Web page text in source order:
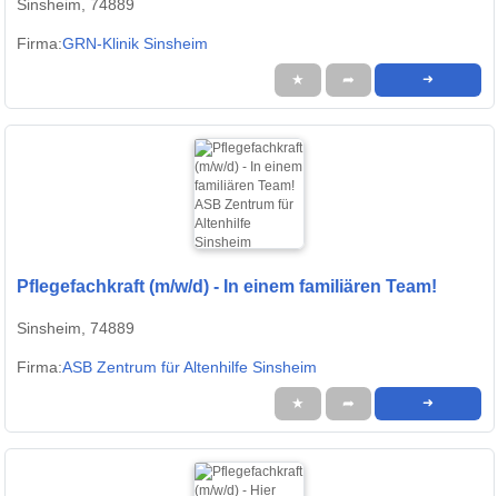
Sinsheim, 74889
Firma:GRN-Klinik Sinsheim
★ ➦ ➜
Pflegefachkraft (m/w/d) - In einem familiären Team!
Sinsheim, 74889
Firma:ASB Zentrum für Altenhilfe Sinsheim
★ ➦ ➜